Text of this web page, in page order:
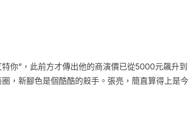
你”，此前方才傳出他的商演價已從5000元飆升到
，新腳色是個酷酷的殺手。張亮，簡直算得上是今